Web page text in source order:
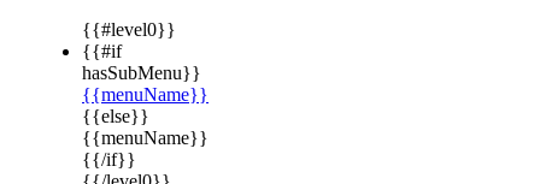
{{#level0}}
{{#if
hasSubMenu}}
{{menuName}}
{{else}}
{{menuName}}
{{/if}}